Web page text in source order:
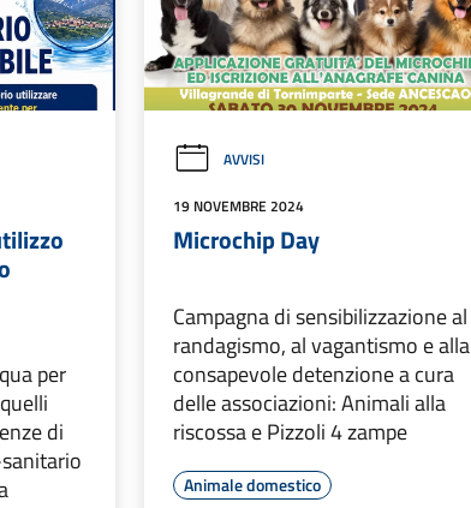
per
di
AVVISI
19 NOVEMBRE 2024
Microchip Day
Campagna di sensibilizzazione al
randagismo, al vagantismo e alla
consapevole detenzione a cura
delle associazioni: Animali alla
riscossa e Pizzoli 4 zampe
Animale domestico